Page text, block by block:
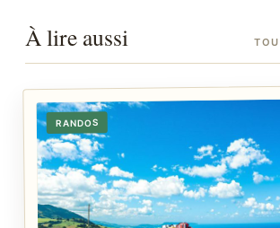
À lire aussi
RANDOS